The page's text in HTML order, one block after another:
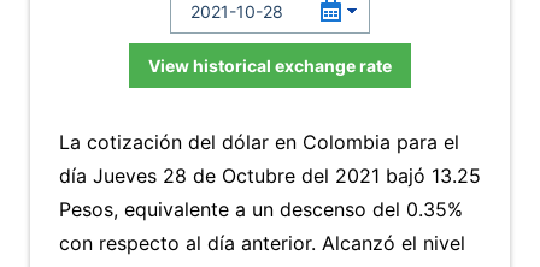
View historical exchange rate
La cotización del dólar en Colombia para el
día Jueves 28 de Octubre del 2021 bajó 13.25
Pesos, equivalente a un descenso del 0.35%
con respecto al día anterior. Alcanzó el nivel